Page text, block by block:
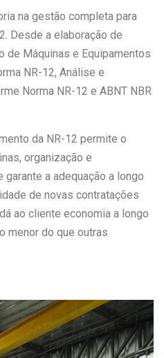
na gestão completa para
Desde a elaboração de
de Máquinas e Equipamentos
NR-12, Análise e
Norma NR-12 e ABNT NBR
da NR-12 permite o
organização e
a adequação a longo
de novas contratações
ao cliente economia a longo
menor do que outras